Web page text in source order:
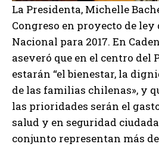
La Presidenta, Michelle
Congreso en proyecto de ley
Nacional para 2017. En
aseveró que en el centro del
estarán “el bienestar, la
de las familias chilenas», y
las prioridades serán el
salud y en seguridad
conjunto representan más